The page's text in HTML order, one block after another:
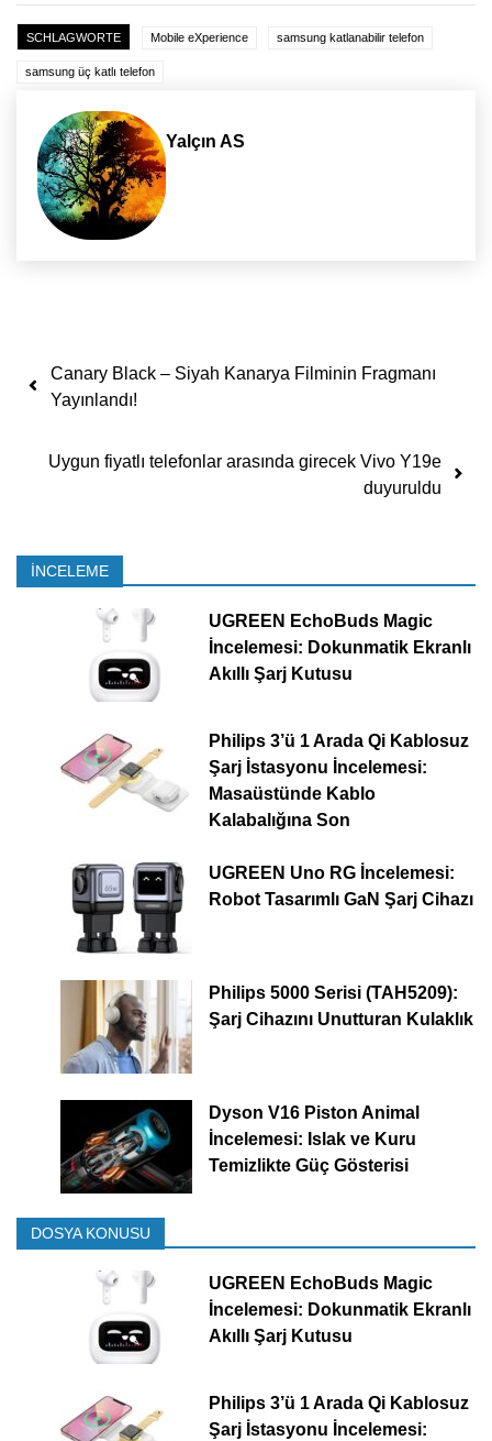
SCHLAGWORTE Mobile eXperience samsung katlanabilir telefon
samsung üç katlı telefon
Yalçın AS
Yazı dolaşımı
Canary Black – Siyah Kanarya Filminin Fragmanı
Yayınlandı!
Uygun fiyatlı telefonlar arasında girecek Vivo Y19e
duyuruldu
İNCELEME
UGREEN EchoBuds Magic
İncelemesi: Dokunmatik Ekranlı
Akıllı Şarj Kutusu
Philips 3’ü 1 Arada Qi Kablosuz
Şarj İstasyonu İncelemesi:
Masaüstünde Kablo
Kalabalığına Son
UGREEN Uno RG İncelemesi:
Robot Tasarımlı GaN Şarj Cihazı
Philips 5000 Serisi (TAH5209):
Şarj Cihazını Unutturan Kulaklık
Dyson V16 Piston Animal
İncelemesi: Islak ve Kuru
Temizlikte Güç Gösterisi
DOSYA KONUSU
UGREEN EchoBuds Magic
İncelemesi: Dokunmatik Ekranlı
Akıllı Şarj Kutusu
Philips 3’ü 1 Arada Qi Kablosuz
Şarj İstasyonu İncelemesi: